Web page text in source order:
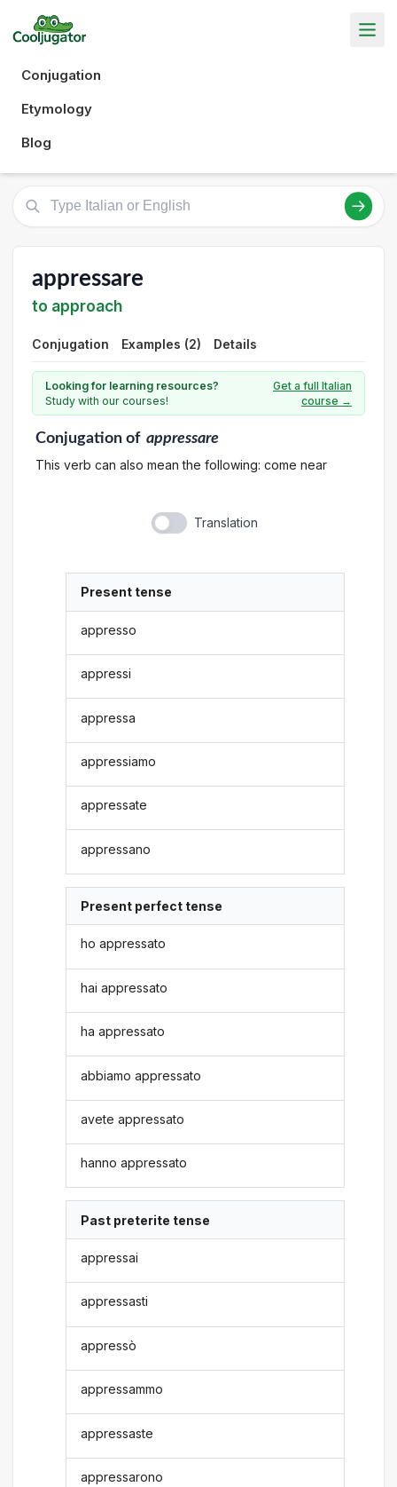
Conjugation
Etymology
Blog
appressare
to approach
Conjugation Examples (2) Details
Looking for learning resources?
Study with our courses!
Get a full Italian
course →
Conjugationof appressare
This verb can also mean the following: come near
Translation
Present tense
appresso
appressi
appressa
appressiamo
appressate
appressano
Present perfect tense
ho appressato
hai appressato
ha appressato
abbiamo appressato
avete appressato
hanno appressato
Past preterite tense
appressai
appressasti
appressò
appressammo
appressaste
appressarono